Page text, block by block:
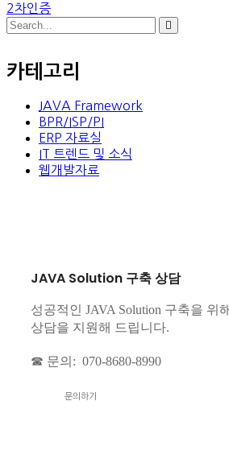
2차인증
카테고리
JAVA Framework
BPR/ISP/PI
ERP 자료실
IT 트렌드 및 소식
웹개발자료
JAVA Solution 구축 상담
성공적인 JAVA Solution 구축을 위
상담을 지원해 드립니다.
☎ 문의: 070-8680-8990
문의하기